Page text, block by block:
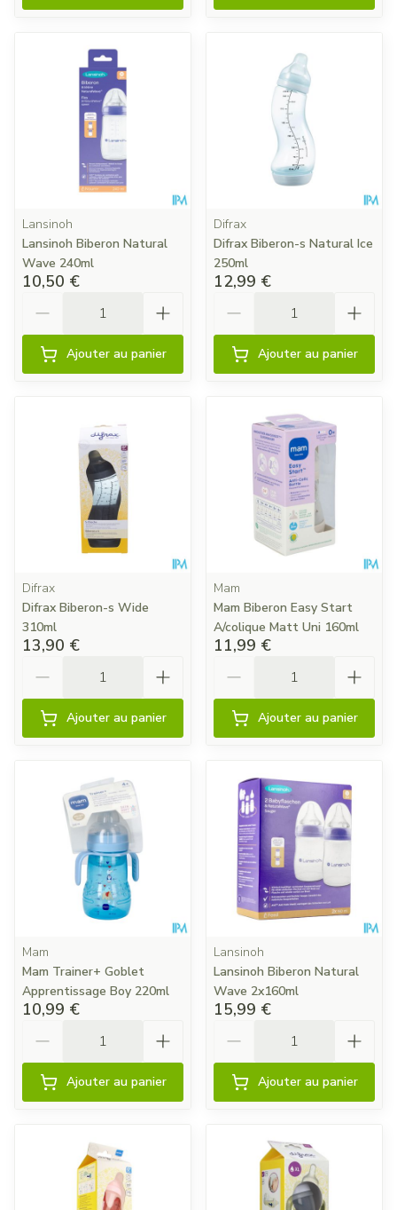
Lansinoh
Lansinoh Biberon Natural
Wave 240ml
10,50 €
Ajouter au panier
Difrax
Difrax Biberon-s Natural Ice
250ml
12,99 €
Ajouter au panier
Difrax
Difrax Biberon-s Wide
310ml
13,90 €
Ajouter au panier
Mam
Mam Biberon Easy Start
A/colique Matt Uni 160ml
11,99 €
Ajouter au panier
Mam
Mam Trainer+ Goblet
Apprentissage Boy 220ml
10,99 €
Ajouter au panier
Lansinoh
Lansinoh Biberon Natural
Wave 2x160ml
15,99 €
Ajouter au panier